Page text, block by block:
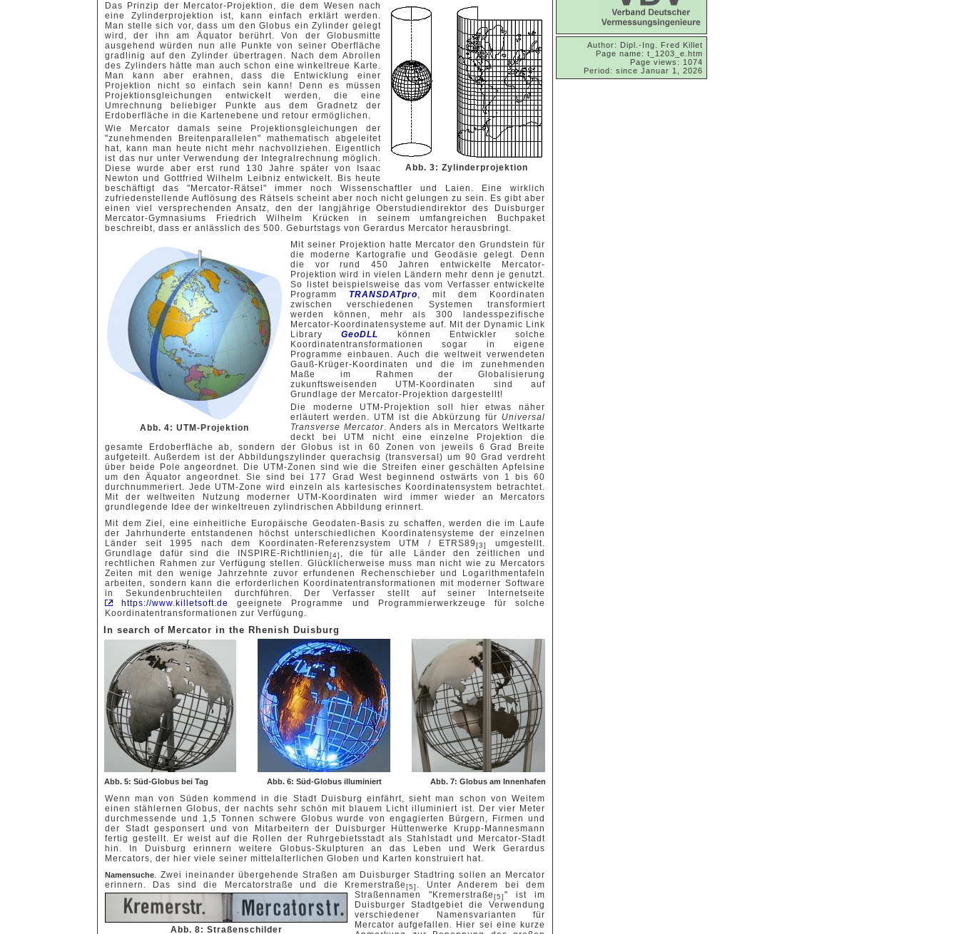
Abb. 3: Zylinderprojektion
Das Prinzip der Mercator-Projektion, die dem Wesen nach
eine Zylinderprojektion ist, kann einfach erklärt werden.
Man stelle sich vor, dass um den Globus ein Zylinder gelegt
wird, der ihn am Äquator berührt. Von der Globusmitte
ausgehend würden nun alle Punkte von seiner Oberfläche
gradlinig auf den Zylinder übertragen. Nach dem Abrollen
des Zylinders hätte man auch schon eine winkeltreue Karte.
Man kann aber erahnen, dass die Entwicklung einer
Projektion nicht so einfach sein kann! Denn es müssen
Projektionsgleichungen entwickelt werden, die eine
Umrechnung beliebiger Punkte aus dem Gradnetz der
Erdoberfläche in die Kartenebene und retour ermöglichen.
Wie Mercator damals seine Projektionsgleichungen der
"zunehmenden Breitenparallelen" mathematisch abgeleitet
hat, kann man heute nicht mehr nachvollziehen. Eigentlich
ist das nur unter Verwendung der Integralrechnung möglich.
Diese wurde aber erst rund 130 Jahre später von Isaac
Newton und Gottfried Wilhelm Leibniz entwickelt. Bis heute
beschäftigt das "Mercator-Rätsel" immer noch Wissenschaftler und Laien. Eine wirklich
zufriedenstellende Auflösung des Rätsels scheint aber noch nicht gelungen zu sein. Es gibt aber
einen viel versprechenden Ansatz, den der langjährige Oberstudiendirektor des Duisburger
Mercator-Gymnasiums Friedrich Wilhelm Krücken in seinem umfangreichen Buchpaket
beschreibt, dass er anlässlich des 500. Geburtstags von Gerardus Mercator herausbringt.
Abb. 4: UTM-Projektion
Mit seiner Projektion hatte Mercator den Grundstein für
die moderne Kartografie und Geodäsie gelegt. Denn
die vor rund 450 Jahren entwickelte Mercator-
Projektion wird in vielen Ländern mehr denn je genutzt.
So listet beispielsweise das vom Verfasser entwickelte
Programm TRANSDATpro, mit dem Koordinaten
zwischen verschiedenen Systemen transformiert
werden können, mehr als 300 landesspezifische
Mercator-Koordinatensysteme auf. Mit der Dynamic Link
LibraryGeoDLL können Entwickler solche
Koordinatentransformationen sogar in eigene
Programme einbauen. Auch die weltweit verwendeten
Gauß-Krüger-Koordinaten und die im zunehmenden
Maße im Rahmen der Globalisierung
zukunftsweisenden UTM-Koordinaten sind auf
Grundlage der Mercator-Projektion dargestellt!
Die moderne UTM-Projektion soll hier etwas näher
erläutert werden. UTM ist die Abkürzung für Universal
Transverse Mercator. Anders als in Mercators Weltkarte
deckt bei UTM nicht eine einzelne Projektion die
gesamte Erdoberfläche ab, sondern der Globus ist in 60 Zonen von jeweils 6 Grad Breite
aufgeteilt. Außerdem ist der Abbildungszylinder querachsig (transversal) um 90 Grad verdreht
über beide Pole angeordnet. Die UTM-Zonen sind wie die Streifen einer geschälten Apfelsine
um den Äquator angeordnet. Sie sind bei 177 Grad West beginnend ostwärts von 1 bis 60
durchnummeriert. Jede UTM-Zone wird einzeln als kartesisches Koordinatensystem betrachtet.
Mit der weltweiten Nutzung moderner UTM-Koordinaten wird immer wieder an Mercators
grundlegende Idee der winkeltreuen zylindrischen Abbildung erinnert.
Mit dem Ziel, eine einheitliche Europäische Geodaten-Basis zu schaffen, werden die im Laufe
der Jahrhunderte entstandenen höchst unterschiedlichen Koordinatensysteme der einzelnen
Länder seit 1995 nach dem Koordinaten-Referenzsystem UTM / ETRS89[3]
umgestellt.
Grundlage dafür sind die INSPIRE-Richtlinien[4] , die für alle Länder den zeitlichen und
rechtlichen Rahmen zur Verfügung stellen. Glücklicherweise muss man nicht wie zu Mercators
Zeiten mit den wenige Jahrzehnte zuvor erfundenen Rechenschieber und Logarithmentafeln
arbeiten, sondern kann die erforderlichen Koordinatentransformationen mit moderner Software
in Sekundenbruchteilen durchführen. Der Verfasser stellt auf seiner Internetseite
https://www.killetsoft.de
geeignete Programme und Programmierwerkzeuge für solche
Koordinatentransformationen zur Verfügung.
In search of Mercator in the Rhenish Duisburg
Abb. 5: Süd-Globus bei Tag Abb. 6: Süd-Globus illuminiert Abb. 7: Globus am Innenhafen
Wenn man von Süden kommend in die Stadt Duisburg einfährt, sieht man schon von Weitem
einen stählernen Globus, der nachts sehr schön mit blauem Licht illuminiert ist. Der vier Meter
durchmessende und 1,5 Tonnen schwere Globus wurde von engagierten Bürgern, Firmen und
der Stadt gesponsert und von Mitarbeitern der Duisburger Hüttenwerke Krupp-Mannesmann
fertig gestellt. Er weist auf die Rollen der Ruhrgebietsstadt als Stahlstadt und Mercator-Stadt
hin. In Duisburg erinnern weitere Globus-Skulpturen an das Leben und Werk Gerardus
Mercators, der hier viele seiner mittelalterlichen Globen und Karten konstruiert hat.
Namensuche. Zwei ineinander übergehende Straßen am Duisburger Stadtring sollen an Mercator
erinnern. Das sind die Mercatorstraße und die Kremerstraße[5] .
Abb. 8: Straßenschilder
Unter Anderem bei dem
Straßennamen "Kremerstraße[5]" ist im
Duisburger Stadtgebiet die Verwendung
verschiedener Namensvarianten für
Mercator aufgefallen. Hier sei eine kurze
Author: Dipl.-Ing. Fred Killet
Page name: t_1203_e.htm
Page views: 1074
Period: since Januar 1, 2026